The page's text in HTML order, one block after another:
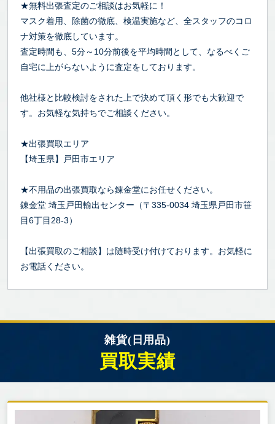
★無料出張査定のご相談はお気軽に！
マスク着用、除菌の徹底、検温実施など、全スタッフのコロ
ナ対策を徹底しています。
査定時間も、5分～10分前後を平均時間として、なるべくご
自宅に上がらないように査定をしております。
他社様と比較検討をされた上で決めて頂く形でも大歓迎で
す。お気軽な気持ちでご相談ください。
★出張買取エリア
【埼玉県】戸田市エリア
★不用品の出張買取なら錬金堂にお任せください。
錬金堂 埼玉戸田輸出センター（〒335-0034 埼玉県戸田市笹
目6丁目28-3）
【出張買取のご相談】は随時受け付けております。お気軽に
お電話ください。
雑貨(日用品)
買取実績